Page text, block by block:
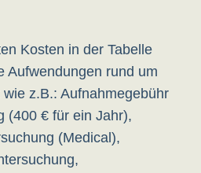
Kosten in der Tabelle
Aufwendungen rund um
z.B.: Aufnahmegebühr
(400 € für ein Jahr),
(Medical),